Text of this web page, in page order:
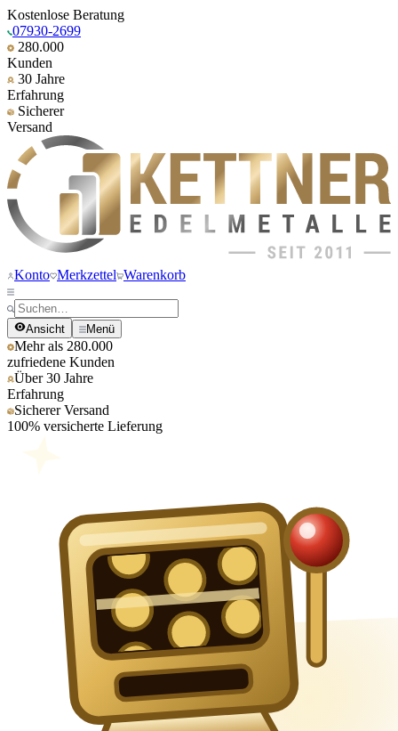
Kostenlose Beratung
07930-2699
280.000
Kunden
30 Jahre
Erfahrung
Sicherer
Versand
Konto Merkzettel Warenkorb
Ansicht Menü
Mehr als 280.000
zufriedene Kunden
Über 30 Jahre
Erfahrung
Sicherer Versand
100% versicherte Lieferung